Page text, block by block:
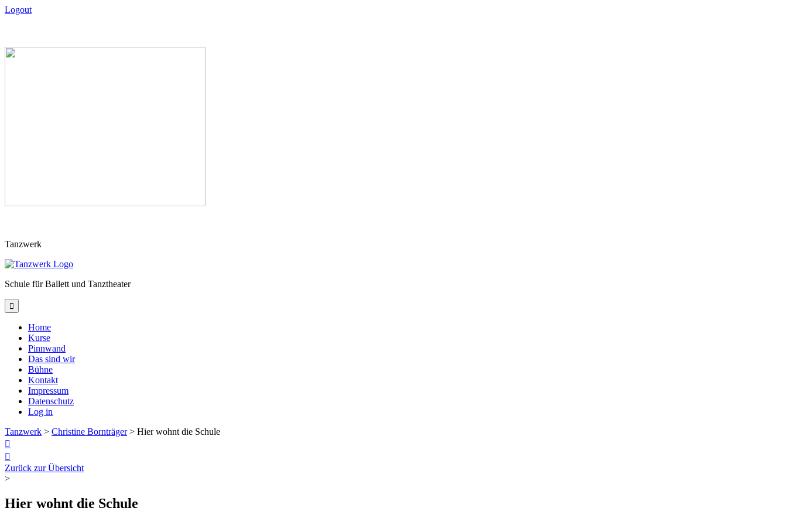
Logout
to
Tanzwerk
Schule für Ballett und Tanztheater

Home
Kurse
Pinnwand
Das sind wir
Bühne
Kontakt
Impressum
Datenschutz
Log in
Tanzwerk > Christine Bornträger> Hier wohnt die Schule


Zurück zur Übersicht
>
Hier wohnt die Schule